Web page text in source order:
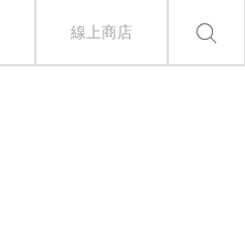
線上商店